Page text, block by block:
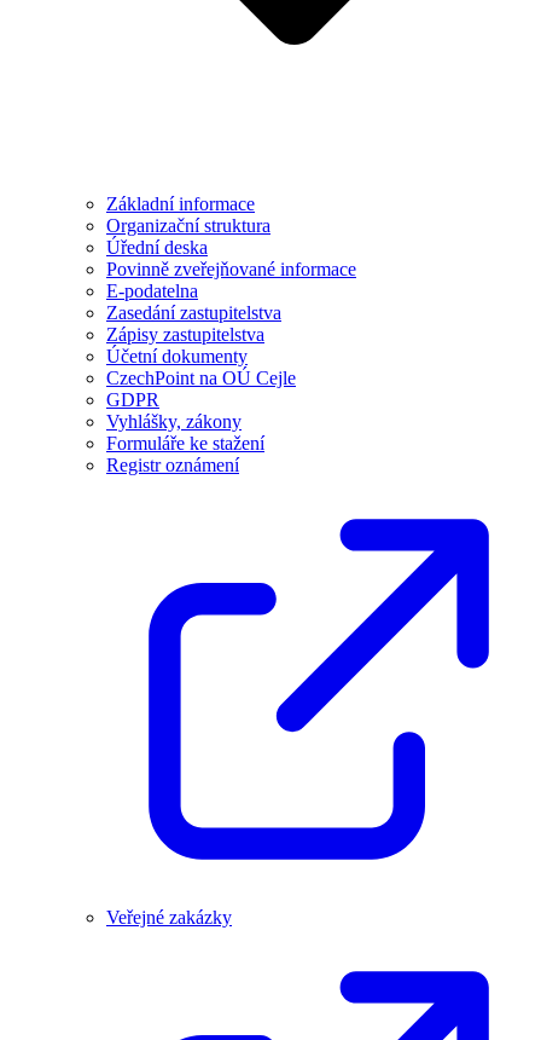
Základní informace
Organizační struktura
Úřední deska
Povinně zveřejňované informace
E-podatelna
Zasedání zastupitelstva
Zápisy zastupitelstva
Účetní dokumenty
CzechPoint na OÚ Cejle
GDPR
Vyhlášky, zákony
Formuláře ke stažení
Registr oznámení
Veřejné zakázky